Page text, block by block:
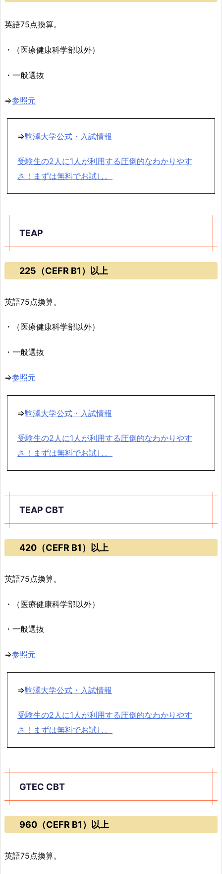
英語75点換算。
・（医療健康科学部以外）
・一般選抜
⇒参照元
⇒駒澤大学公式・入試情報
受験生の2人に1人が利用する圧倒的なわかりやす
さ！まずは無料でお試し。
TEAP
225（CEFR B1）以上
英語75点換算。
・（医療健康科学部以外）
・一般選抜
⇒参照元
⇒駒澤大学公式・入試情報
受験生の2人に1人が利用する圧倒的なわかりやす
さ！まずは無料でお試し。
TEAP CBT
420（CEFR B1）以上
英語75点換算。
・（医療健康科学部以外）
・一般選抜
⇒参照元
⇒駒澤大学公式・入試情報
受験生の2人に1人が利用する圧倒的なわかりやす
さ！まずは無料でお試し。
GTEC CBT
960（CEFR B1）以上
英語75点換算。